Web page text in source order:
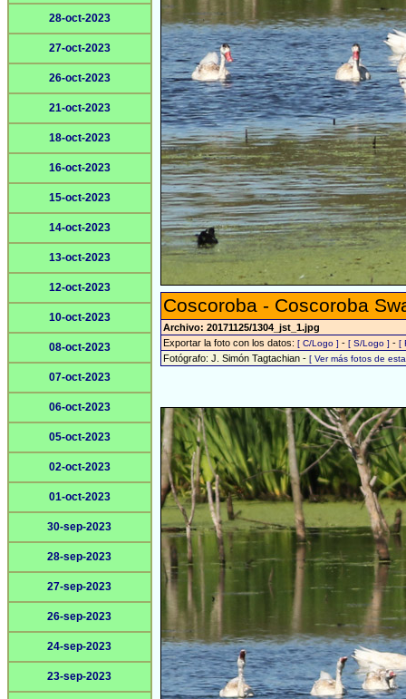
28-oct-2023
27-oct-2023
26-oct-2023
21-oct-2023
18-oct-2023
16-oct-2023
15-oct-2023
14-oct-2023
13-oct-2023
12-oct-2023
10-oct-2023
08-oct-2023
07-oct-2023
06-oct-2023
05-oct-2023
02-oct-2023
01-oct-2023
30-sep-2023
28-sep-2023
27-sep-2023
26-sep-2023
24-sep-2023
23-sep-2023
Coscoroba - Coscoroba
Archivo: 20171125/1304_jst_1.jpg
Exportar la foto con los datos: [ C/Logo ] - [ S/Logo ] - [
Fotógrafo: J. Simón Tagtachian - [ Ver más fotos de